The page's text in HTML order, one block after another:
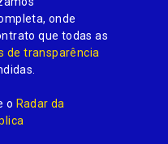
onde
que todas as
de transparência
o Radar da